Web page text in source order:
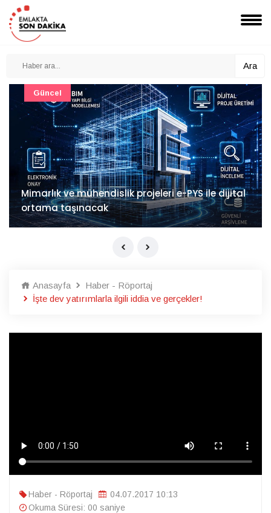
Ara
Mimarlık ve mühendislik projeleri e-PYS ile dijital
ortama taşınacak
Güncel
Anasayfa
Haber - Röportaj
İşte dev yatırımlarla ilgili iddia ve gerçekler!
Haber - Röportaj
04.07.2017 10:13
Okuma Süresi: 00 saniye